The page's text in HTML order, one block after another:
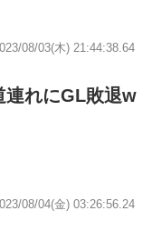
08/03(木) 21:44:38.64
連れにGL敗退w
08/04(金) 03:26:56.24